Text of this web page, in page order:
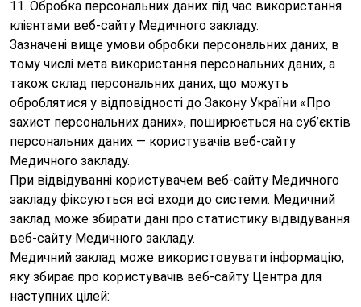
11. Обробка персональних даних під час використання
клієнтами веб-сайту Медичного закладу.
Зазначені вище умови обробки персональних даних, в
тому числі мета використання персональних даних, а
також склад персональних даних, що можуть
оброблятися у відповідності до Закону України «Про
захист персональних даних», поширюється на суб’єктів
персональних даних — користувачів веб-сайту
Медичного закладу.
При відвідуванні користувачем веб-сайту Медичного
закладу фіксуються всі входи до системи. Медичний
заклад може збирати дані про статистику відвідування
веб-сайту Медичного закладу.
Медичний заклад може використовувати інформацію,
яку збирає про користувачів веб-сайту Центра для
наступних цілей: